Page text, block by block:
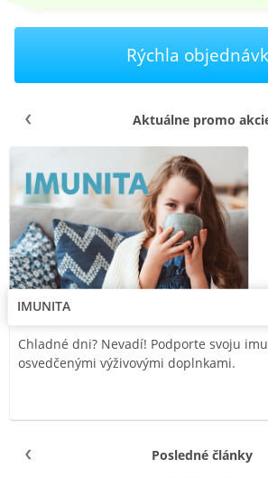
Rýchla
Aktuálne promo
IMUNITA
Chladné dni? Nevadí! Podporte svoju
osvedčenými výživovými doplnkami.
Posledné články